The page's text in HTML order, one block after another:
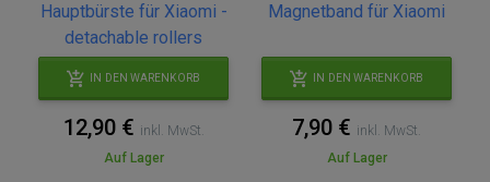
Hauptbürste für Xiaomi -
detachable rollers
IN DEN WARENKORB
12,90 € inkl. MwSt.
Auf Lager
Magnetband für Xiaomi
IN DEN WARENKORB
7,90 € inkl. MwSt.
Auf Lager